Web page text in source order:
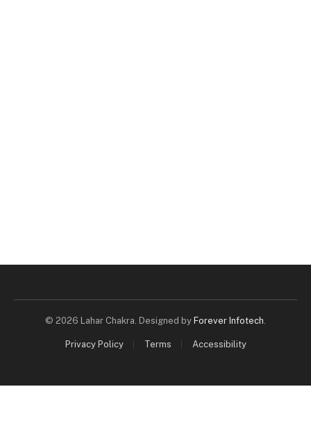
© 2026 Lahar Chakra. Designed by Forever Infotech.
Privacy Policy Terms Accessibility